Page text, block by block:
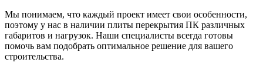
Мы понимаем, что каждый проект имеет свои особенности,
поэтому у нас в наличии плиты перекрытия ПК различных
габаритов и нагрузок. Наши специалисты всегда готовы
помочь вам подобрать оптимальное решение для вашего
строительства.